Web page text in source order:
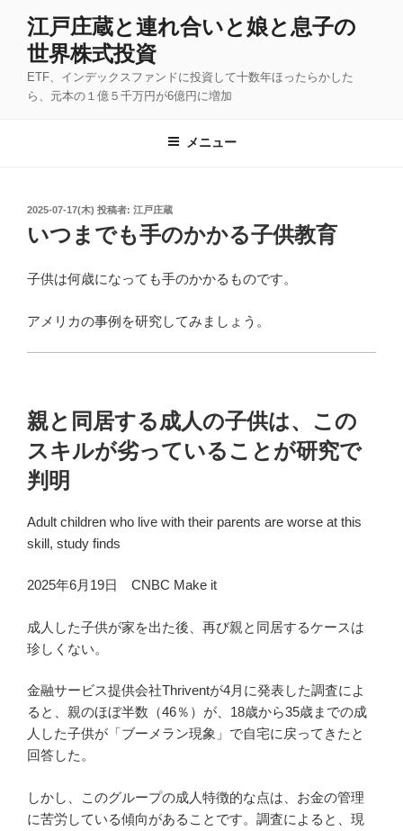
江戸庄蔵と連れ合いと娘と息子の
世界株式投資
ETF、インデックスファンドに投資して十数年ほったらかした
ら、元本の１億５千万円が6億円に増加
メニュー
投
稿
日:
2025-07-17(木) 投稿者: 江戸庄蔵
いつまでも手のかかる子供教育
子供は何歳になっても手のかかるものです。
アメリカの事例を研究してみましょう。
親と同居する成人の子供は、この
スキルが劣っていることが研究で
判明
Adult children who live with their parents are worse at this
skill, study finds
2025年6月19日 CNBC Make it
成人した子供が家を出た後、再び親と同居するケースは
珍しくない。
金融サービス提供会社Thriventが4月に発表した調査によ
ると、親のほぼ半数（46％）が、18歳から35歳までの成
人した子供が「ブーメラン現象」で自宅に戻ってきたと
回答した。
しかし、このグループの成人特徴的な点は、お金の管理
に苦労している傾向があることです。調査によると、現